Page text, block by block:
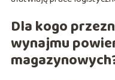
Dla kogo
wynajmu